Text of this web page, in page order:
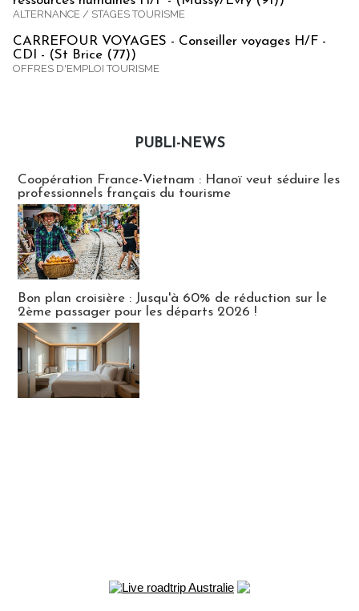
ALTERNANCE / STAGES TOURISME
CARREFOUR VOYAGES - Conseiller voyages H/F -
CDI - (St Brice (77))
OFFRES D'EMPLOI TOURISME
PUBLI-NEWS
Coopération France-Vietnam : Hanoï veut séduire les
professionnels français du tourisme
Bon plan croisière : Jusqu'à 60% de réduction sur le
2ème passager pour les départs 2026 !